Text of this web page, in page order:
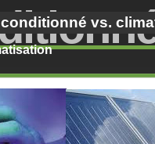
vs.